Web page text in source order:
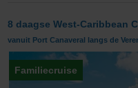
8 daagse West-Caribbean
vanuit Port Canaveral langs de
Familiecruise